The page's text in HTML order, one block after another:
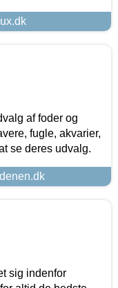
af foder og
fugle, akvarier,
se deres udvalg.
sig indenfor